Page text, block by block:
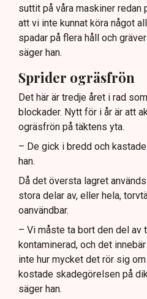
suttit på våra maskiner redan
att vi inte kunnat köra något
spadar på flera håll och
säger han.
Sprider ogräsfrön
Det här är tredje året i rad
blockader. Nytt för i år är att
ogräsfrön på täktens yta.
– De gick i bredd och
han.
Då det översta lagret
stora delar av, eller hela,
oanvändbar.
– Vi måste ta bort den del av
kontaminerad, och det
inte hur mycket det rör sig
kostade skadegörelsen på
säger han.